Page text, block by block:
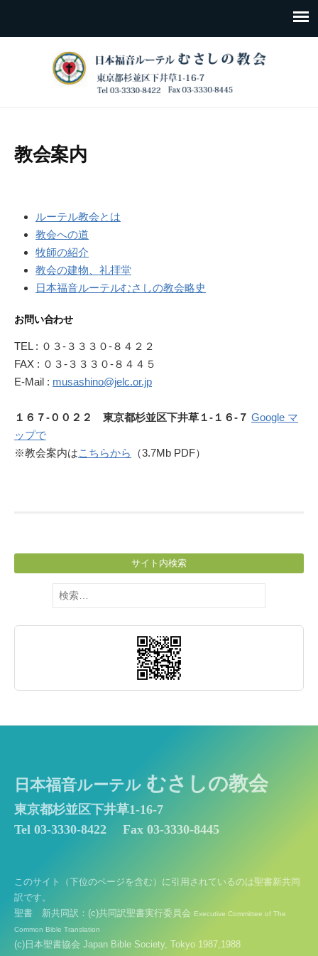
教会案内
ルーテル教会とは
教会への道
牧師の紹介
教会の建物、礼拝堂
日本福音ルーテルむさしの教会略史
お問い合わせ
TEL : ０３-３３３０-８４２２
FAX : ０３-３３３０-８４４５
E-Mail : musashino@jelc.or.jp
１６７-００２２ 東京都杉並区下井草１-１６-７ Google マ
ップで
※教会案内はこちらから （3.7Mb PDF）
サイト内検索
検
索:
日本福音ルーテル むさしの教会
東京都杉並区下井草1-16-7
Tel 03-3330-8422
Fax 03-3330-8445
このサイト（下位のページを含む）に引用されているのは聖書新共同
訳です。
聖書 新共同訳：(c)共同訳聖書実行委員会 Executive Committee of The
Common Bible Translation
(c)日本聖書協会 Japan Bible Society, Tokyo 1987,1988